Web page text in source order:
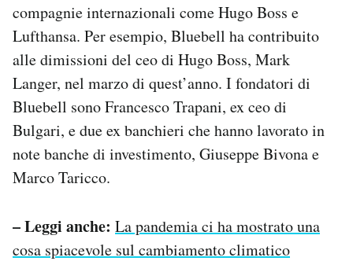
compagnie internazionali come Hugo Boss e
Lufthansa. Per esempio, Bluebell ha contribuito
alle dimissioni del ceo di Hugo Boss, Mark
Langer, nel marzo di quest’anno. I fondatori di
Bluebell sono Francesco Trapani, ex ceo di
Bulgari, e due ex banchieri che hanno lavorato in
note banche di investimento, Giuseppe Bivona e
Marco Taricco.
– Leggi anche: La pandemia ci ha mostrato una
cosa spiacevole sul cambiamento climatico